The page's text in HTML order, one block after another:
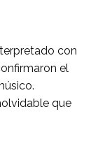
con
el
que